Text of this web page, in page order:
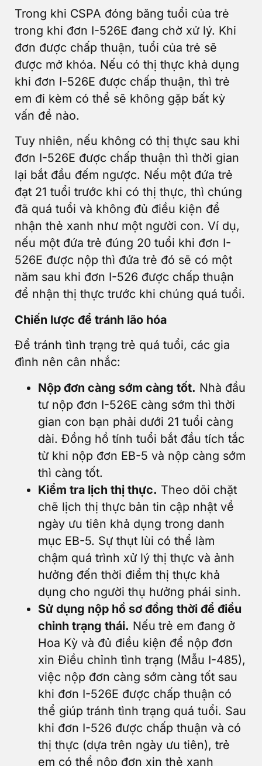
Trong khi CSPA đóng băng tuổi của trẻ
trong khi đơn I-526E đang chờ xử lý. Khi
đơn được chấp thuận, tuổi của trẻ sẽ
được mở khóa. Nếu có thị thực khả dụng
khi đơn I-526E được chấp thuận, thì trẻ
em đi kèm có thể sẽ không gặp bất kỳ
vấn đề nào.
Tuy nhiên, nếu không có thị thực sau khi
đơn I-526E được chấp thuận thì thời gian
lại bắt đầu đếm ngược. Nếu một đứa trẻ
đạt 21 tuổi trước khi có thị thực, thì chúng
đã quá tuổi và không đủ điều kiện để
nhận thẻ xanh như một người con. Ví dụ,
nếu một đứa trẻ đúng 20 tuổi khi đơn I-
526E được nộp thì đứa trẻ đó sẽ có một
năm sau khi đơn I-526 được chấp thuận
để nhận thị thực trước khi chúng quá tuổi.
Chiến lược để tránh lão hóa
Để tránh tình trạng trẻ quá tuổi, các gia
đình nên cân nhắc:
Nộp đơn càng sớm càng tốt. Nhà đầu
tư nộp đơn I-526E càng sớm thì thời
gian con bạn phải dưới 21 tuổi càng
dài. Đồng hồ tính tuổi bắt đầu tích tắc
từ khi nộp đơn EB-5 và nộp càng sớm
thì càng tốt.
Kiểm tra lịch thị thực. Theo dõi chặt
chẽ lịch thị thực bản tin cập nhật về
ngày ưu tiên khả dụng trong danh
mục EB-5. Sự thụt lùi có thể làm
chậm quá trình xử lý thị thực và ảnh
hưởng đến thời điểm thị thực khả
dụng cho người thụ hưởng phái sinh.
Sử dụng nộp hồ sơ đồng thời để điều
chỉnh trạng thái. Nếu trẻ em đang ở
Hoa Kỳ và đủ điều kiện để nộp đơn
xin Điều chỉnh tình trạng (Mẫu I-485),
việc nộp đơn càng sớm càng tốt sau
khi đơn I-526E được chấp thuận có
thể giúp tránh tình trạng quá tuổi. Sau
khi đơn I-526 được chấp thuận và có
thị thực (dựa trên ngày ưu tiên), trẻ
em có thể nộp đơn xin thẻ xanh